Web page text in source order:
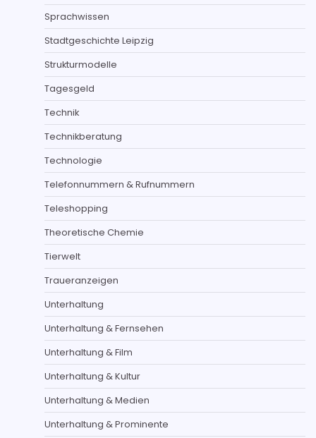
Sprachwissen
Stadtgeschichte Leipzig
Strukturmodelle
Tagesgeld
Technik
Technikberatung
Technologie
Telefonnummern & Rufnummern
Teleshopping
Theoretische Chemie
Tierwelt
Traueranzeigen
Unterhaltung
Unterhaltung & Fernsehen
Unterhaltung & Film
Unterhaltung & Kultur
Unterhaltung & Medien
Unterhaltung & Prominente